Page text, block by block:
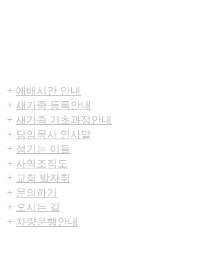
+ 예배시간 안내
+ 새가족 등록안내
+ 새가족 기초과정안내
+ 담임목사 인사말
+ 섬기는 이들
+ 사역조직도
+ 교회 발자취
+ 문의하기
+ 오시는 길
+ 차량운행안내